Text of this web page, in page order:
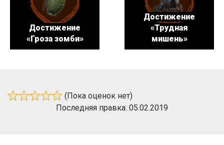
Достижение
«Гроза зомби»
Достижение
«Трудная
мишень»
(Пока оценок нет)
Последняя правка: 05.02.2019